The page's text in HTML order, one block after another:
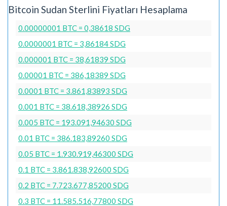
Bitcoin Sudan Sterlini Fiyatları Hesaplama
0.00000001 BTC = 0,38618 SDG
0.0000001 BTC = 3,86184 SDG
0.000001 BTC = 38,61839 SDG
0.00001 BTC = 386,18389 SDG
0.0001 BTC = 3.861,83893 SDG
0.001 BTC = 38.618,38926 SDG
0.005 BTC = 193.091,94630 SDG
0.01 BTC = 386.183,89260 SDG
0.05 BTC = 1.930.919,46300 SDG
0.1 BTC = 3.861.838,92600 SDG
0.2 BTC = 7.723.677,85200 SDG
0.3 BTC = 11.585.516,77800 SDG